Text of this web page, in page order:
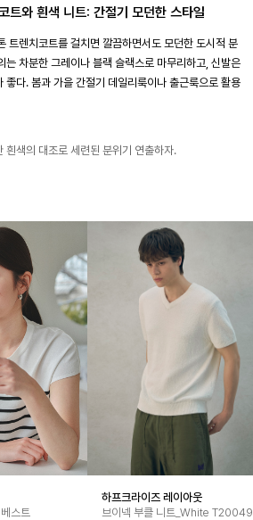
트와 흰색 니트: 간절기 모던한 스타일
트렌치코트를 걸치면 깔끔하면서도 모던한 도시적 분
는 차분한 그레이나 블랙 슬랙스로 마무리하고, 신발은
좋다. 봄과 가을 간절기 데일리룩이나 출근룩으로 활용
흰색의 대조로 세련된 분위기 연출하자.
스트
하프크라이즈 레이아웃
브이넥 부클 니트_White T20049